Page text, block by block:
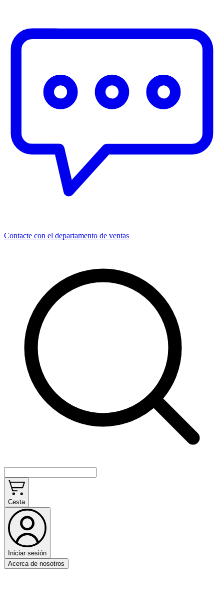
Contacte con el departamento de ventas
Cesta
Iniciar sesión
Acerca de nosotros